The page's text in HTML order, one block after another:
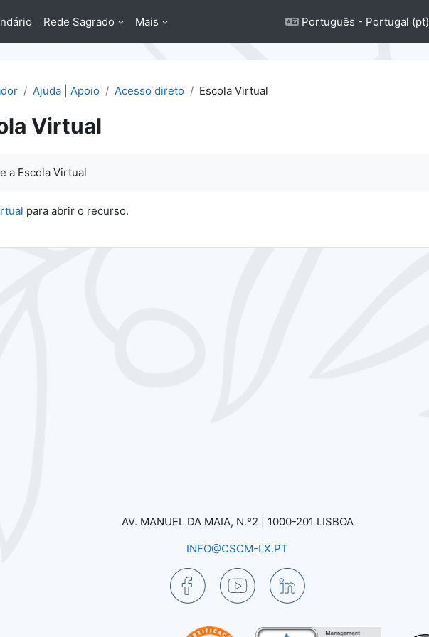
Rede Sagrado Mais Português - Portugal ‎(pt)‎
Ajuda | Apoio Acesso direto Escola Virtual
Virtual
a Escola Virtual
para abrir o recurso.
AV. MANUEL DA MAIA, N.º2 | 1000-201 LISBOA
INFO@CSCM-LX.PT